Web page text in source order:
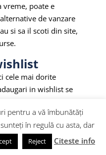
vreme, poate e
de vanzare
si sa il scoti din site,
cele mai dorite
in wishlist se
necesare pentru a
asa ca wishlist-ul e
interesul si de a se
pentru a vă îmbunătăți
în regulă cu asta, dar
Reject Citeste info